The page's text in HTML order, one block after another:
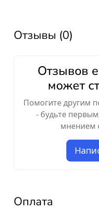
Отзывы (0)
Отзывов
может
Помогите другим
- будьте
мнением
Оплата